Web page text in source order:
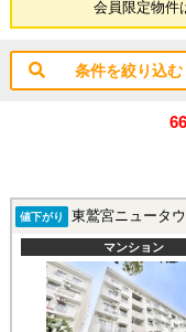
会員限定物件
条件を絞り込む
値下がり 東鷲宮ニュータウン
マンション